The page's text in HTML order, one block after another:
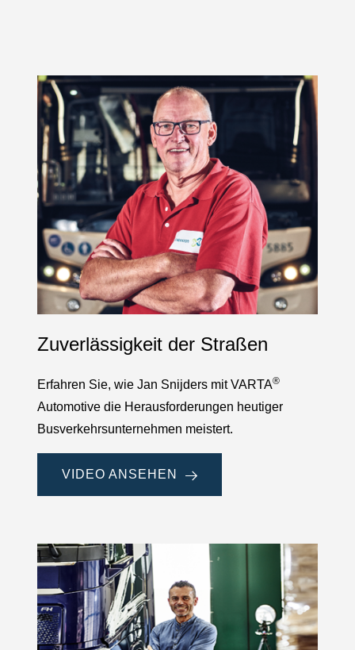
Zuverlässigkeit der Straßen
Erfahren Sie, wie Jan Snijders mit VARTA®
Automotive die Herausforderungen heutiger
Busverkehrsunternehmen meistert.
VIDEO ANSEHEN